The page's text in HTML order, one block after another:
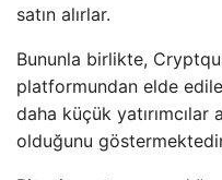
satın alırlar.
Bununla birlikte,
platformundan elde
daha küçük
olduğunu